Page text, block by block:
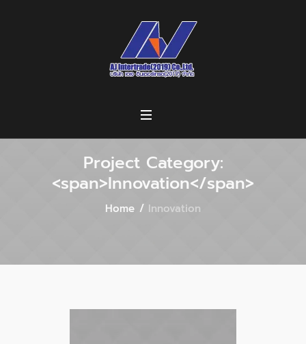
Project Category:
<span>Innovation</span>
Home / Innovation